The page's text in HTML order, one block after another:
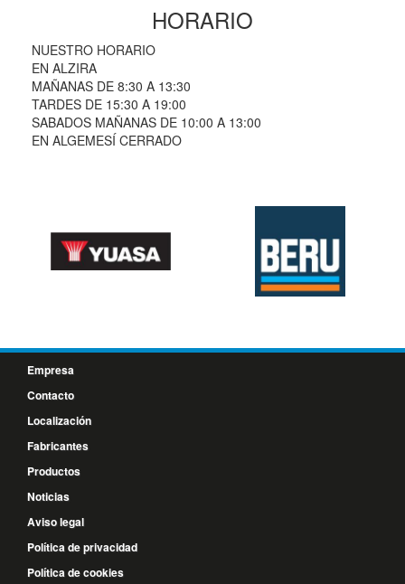
HORARIO
NUESTRO HORARIO
EN ALZIRA
MAÑANAS DE 8:30 A 13:30
TARDES DE 15:30 A 19:00
SABADOS MAÑANAS DE 10:00 A 13:00
EN ALGEMESÍ CERRADO
Empresa
Contacto
Localización
Fabricantes
Productos
Noticias
Aviso legal
Política de privacidad
Política de cookies